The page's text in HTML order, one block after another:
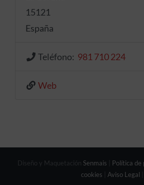
15121
España
Teléfono: 981 710 224
Web
Diseño y Maquetación Senmais Política de
cookies
Aviso Legal